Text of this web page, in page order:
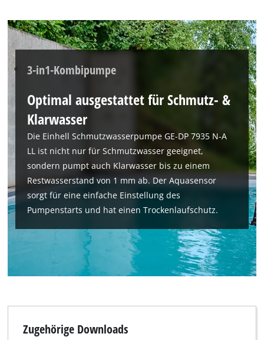
3-in1-Kombipumpe
Optimal ausgestattet für Schmutz- &
Klarwasser
Die Einhell Schmutzwasserpumpe GE-DP 7935 N-A
LL ist nicht nur für Schmutzwasser geeignet,
sondern pumpt auch Klarwasser bis zu einem
Restwasserstand von 1 mm ab. Der Aquasensor
sorgt für eine einfache Einstellung des
Pumpenstarts und hat einen Trockenlaufschutz.
Zugehörige Downloads